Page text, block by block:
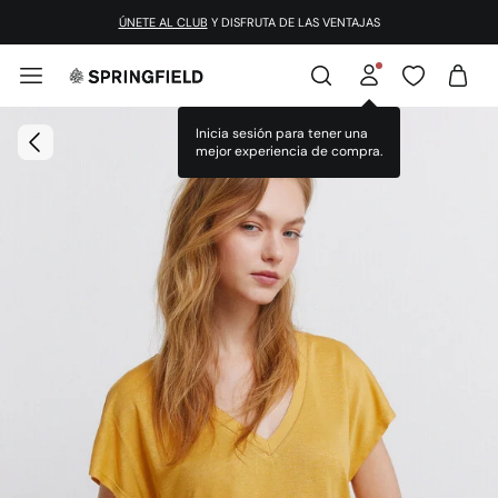
ÚNETE AL CLUB Y DISFRUTA DE LAS VENTAJAS